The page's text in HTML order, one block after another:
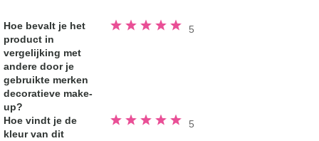
Hoe bevalt je het
product in
vergelijking met
andere door je
gebruikte merken
decoratieve make-
up?
5
Beoordeeld
5.0
Hoe vindt je de
kleur van dit
5
Beoordeeld
5.0